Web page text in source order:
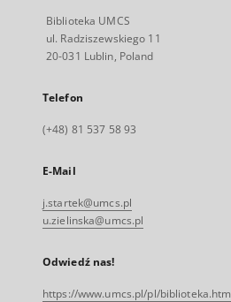
Biblioteka UMCS
ul. Radziszewskiego 11
20-031 Lublin, Poland
Telefon
(+48) 81 537 58 93
E-Mail
j.startek@umcs.pl
u.zielinska@umcs.pl
Odwiedź nas!
https://www.umcs.pl/pl/biblioteka.htm